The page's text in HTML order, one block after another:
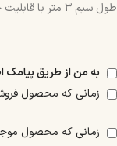
طول سیم ۳ متر با قابلیت چرخش ۳۶۰ درجه
به من از طریق پیامک
زمانی که محصول
زمانی که محصول